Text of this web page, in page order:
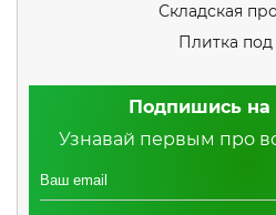
Складская
Плитка под
Подпишись на
Узнавай первым про